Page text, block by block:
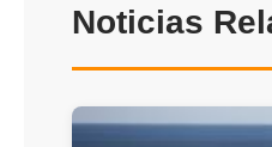
Noticias